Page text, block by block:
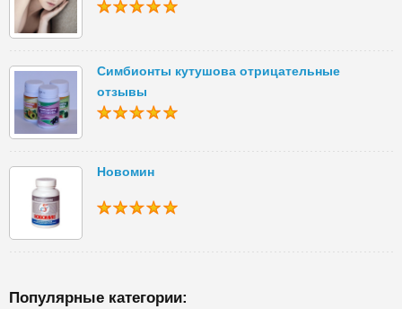
Симбионты кутушова отрицательные
отзывы
Новомин
Популярные категории: